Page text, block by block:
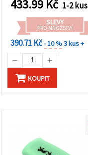
433.99 Kč 1-2 kus
SLEVY
PRO MNOŽSTVÍ
390.71 Kč- 10 %3 kus +
KOUPIT